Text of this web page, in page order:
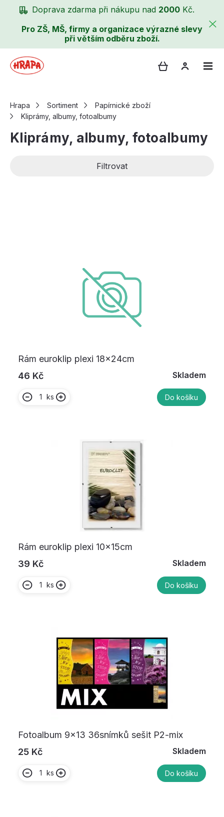
Doprava zdarma při nákupu nad 2000 Kč.
Pro ZŠ, MŠ, firmy a organizace výrazné slevy
při větším odběru zboží.
Hrapa Sortiment
Papírnické zboží
Kliprámy, albumy, fotoalbumy
Kliprámy, albumy, fotoalbumy
Filtrovat
Rám euroklip plexi 18x24cm
46 Kč
Skladem
ks Do košíku
Rám euroklip plexi 10x15cm
39 Kč
Skladem
ks Do košíku
Fotoalbum 9x13 36snímků sešit P2-mix
25 Kč
Skladem
ks Do košíku